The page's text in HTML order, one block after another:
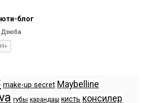
блог
make-up secret Maybelline
губы карандаш кисть консилер